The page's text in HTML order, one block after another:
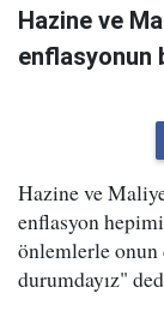
Hazine ve
enflasyonun
Hazine ve
enflasyon
önlemlerle onun
durumdayız"